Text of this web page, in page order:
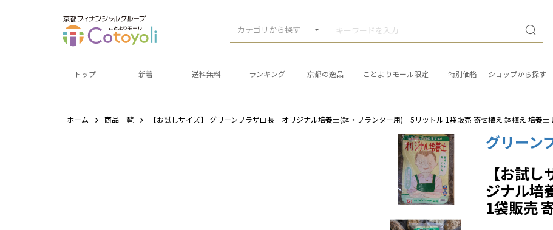
カテゴリから探す
トップ 新着 送料無料 ランキング 京都の逸品 ことよりモール限定 特別価格 ショップから探す
ホーム 商品一覧 【お試しサイズ】 グリーンプラザ山長 オリジナル培養土(鉢・プランター用) 5リットル 1袋販売 寄せ植え 鉢植え 培養土
グリーン
【お試
ジナル培
1袋販売